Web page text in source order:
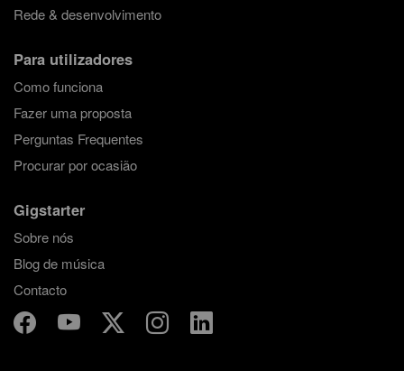
Rede & desenvolvimento
Para utilizadores
Como funciona
Fazer uma proposta
Perguntas Frequentes
Procurar por ocasião
Gigstarter
Sobre nós
Blog de música
Contacto